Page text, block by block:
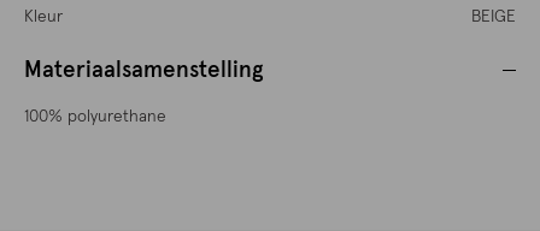
Kleur
BEIGE
Materiaalsamenstelling
100% polyurethane